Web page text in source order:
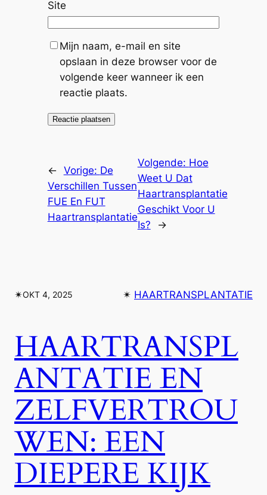
Site
Mijn naam, e-mail en site
opslaan in deze browser voor de
volgende keer wanneer ik een
reactie plaats.
← Vorige: De
Verschillen Tussen
FUE En FUT
Haartransplantatie
Volgende: Hoe
Weet U Dat
Haartransplantatie
Geschikt Voor U
Is?
→
✴︎OKT 4, 2025 ✴︎ HAARTRANSPLANTATIE
HAARTRANSPL
ANTATIE EN
ZELFVERTROU
WEN: EEN
DIEPERE KIJK